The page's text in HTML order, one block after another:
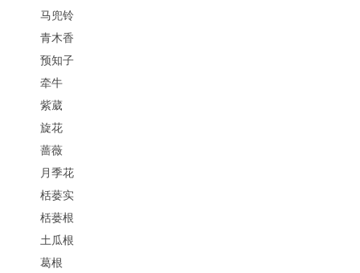
马兜铃
青木香
预知子
牵牛
紫葳
旋花
蔷薇
月季花
栝蒌实
栝蒌根
土瓜根
葛根